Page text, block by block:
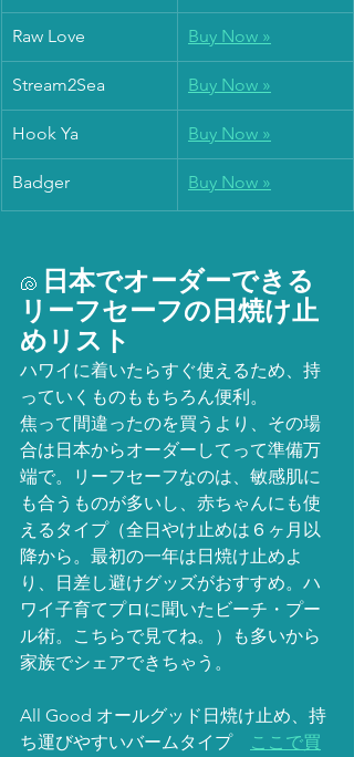
Raw Love Buy Now »
Stream2Sea Buy Now »
Hook Ya Buy Now »
Badger Buy Now »
🐚 日本でオーダーできる
リーフセーフの日焼け止
めリスト
ハワイに着いたらすぐ使えるため、持
っていくものももちろん便利。
焦って間違ったのを買うより、その場
合は日本からオーダーしてって準備万
端で。リーフセーフなのは、敏感肌に
も合うものが多いし、赤ちゃんにも使
えるタイプ（全日やけ止めは６ヶ月以
降から。最初の一年は日焼け止めよ
り、日差し避けグッズがおすすめ。ハ
ワイ子育てプロに聞いたビーチ・プー
ル術。こちらで見てね。）も多いから
家族でシェアできちゃう。
All Good オールグッド日焼け止め、持
ち運びやすいバームタイプ
ここで買